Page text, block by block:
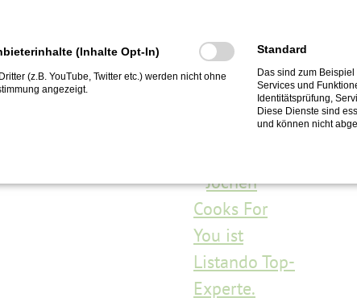
Top-Experte bei
(Inhalte Opt-In)
(z.B. YouTube, Twitter etc.) werden nicht ohne
angezeigt.
Standard
Das sind zum
Services und
Identitätsprüfung,
Diese Dienste sind
und können nicht